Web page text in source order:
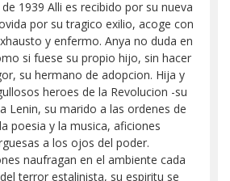
1939 Alli es recibido por su nueva
por su tragico exilio, acoge con
y enfermo. Anya no duda en
si fuese su propio hijo, sin hacer
su hermano de adopcion. Hija y
heroes de la Revolucion -su
Lenin, su marido a las ordenes de
poesia y la musica, aficiones
a los ojos del poder.
naufragan en el ambiente cada
terror estalinista, su espiritu se